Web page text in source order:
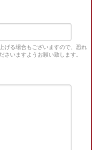
げる場合もございますので、恐れ
さいますようお願い致します。